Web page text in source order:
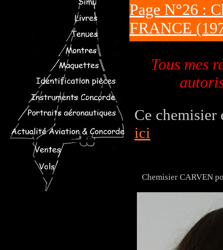
Page N°26 :
FRANCE
Tous mes
Ce chemisier
ici
Chemisier CARVEN